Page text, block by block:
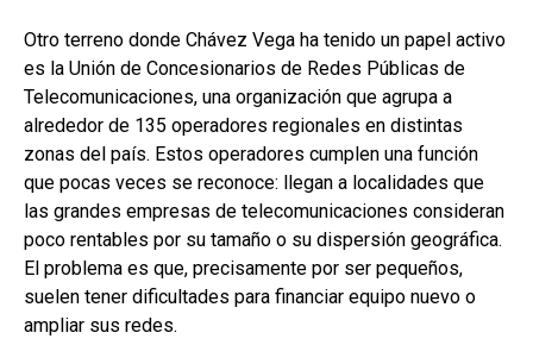
Otro terreno donde Chávez Vega ha tenido un papel activo
es la Unión de Concesionarios de Redes Públicas de
Telecomunicaciones, una organización que agrupa a
alrededor de 135 operadores regionales en distintas
zonas del país. Estos operadores cumplen una función
que pocas veces se reconoce: llegan a localidades que
las grandes empresas de telecomunicaciones consideran
poco rentables por su tamaño o su dispersión geográfica.
El problema es que, precisamente por ser pequeños,
suelen tener dificultades para financiar equipo nuevo o
ampliar sus redes.